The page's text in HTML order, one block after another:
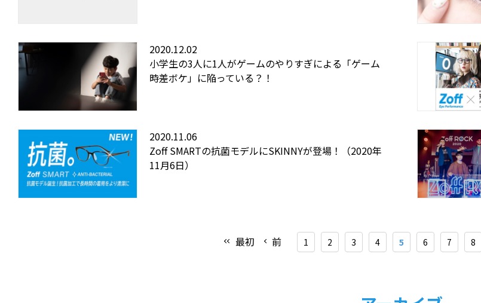
2020.12.02
小学生の3人に1人がゲームのやりすぎによる「ゲーム
時差ボケ」に陥っている？！
2020.11.06
Zoff SMARTの抗菌モデルにSKINNYが登場！（2020年
11月6日）
最初 前 1 2 3 4 5 6 7 8